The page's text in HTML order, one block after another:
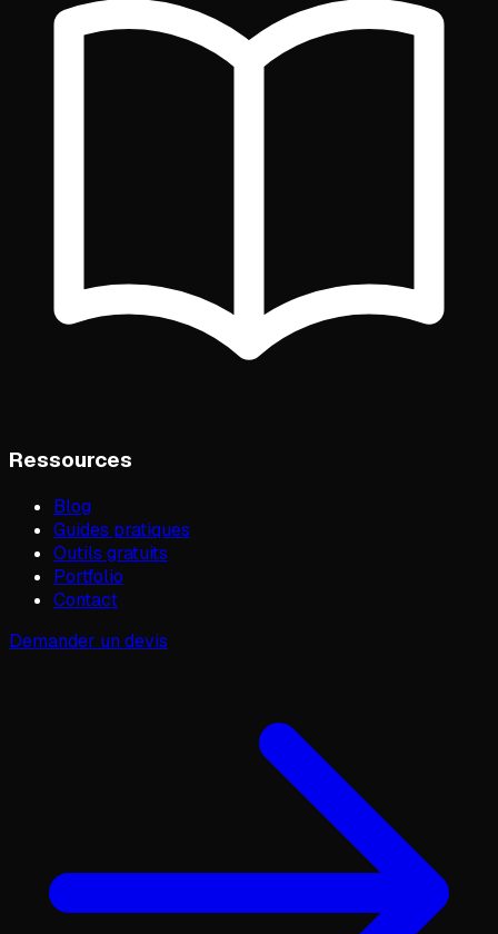
Ressources
Blog
Guides pratiques
Outils gratuits
Portfolio
Contact
Demander un devis